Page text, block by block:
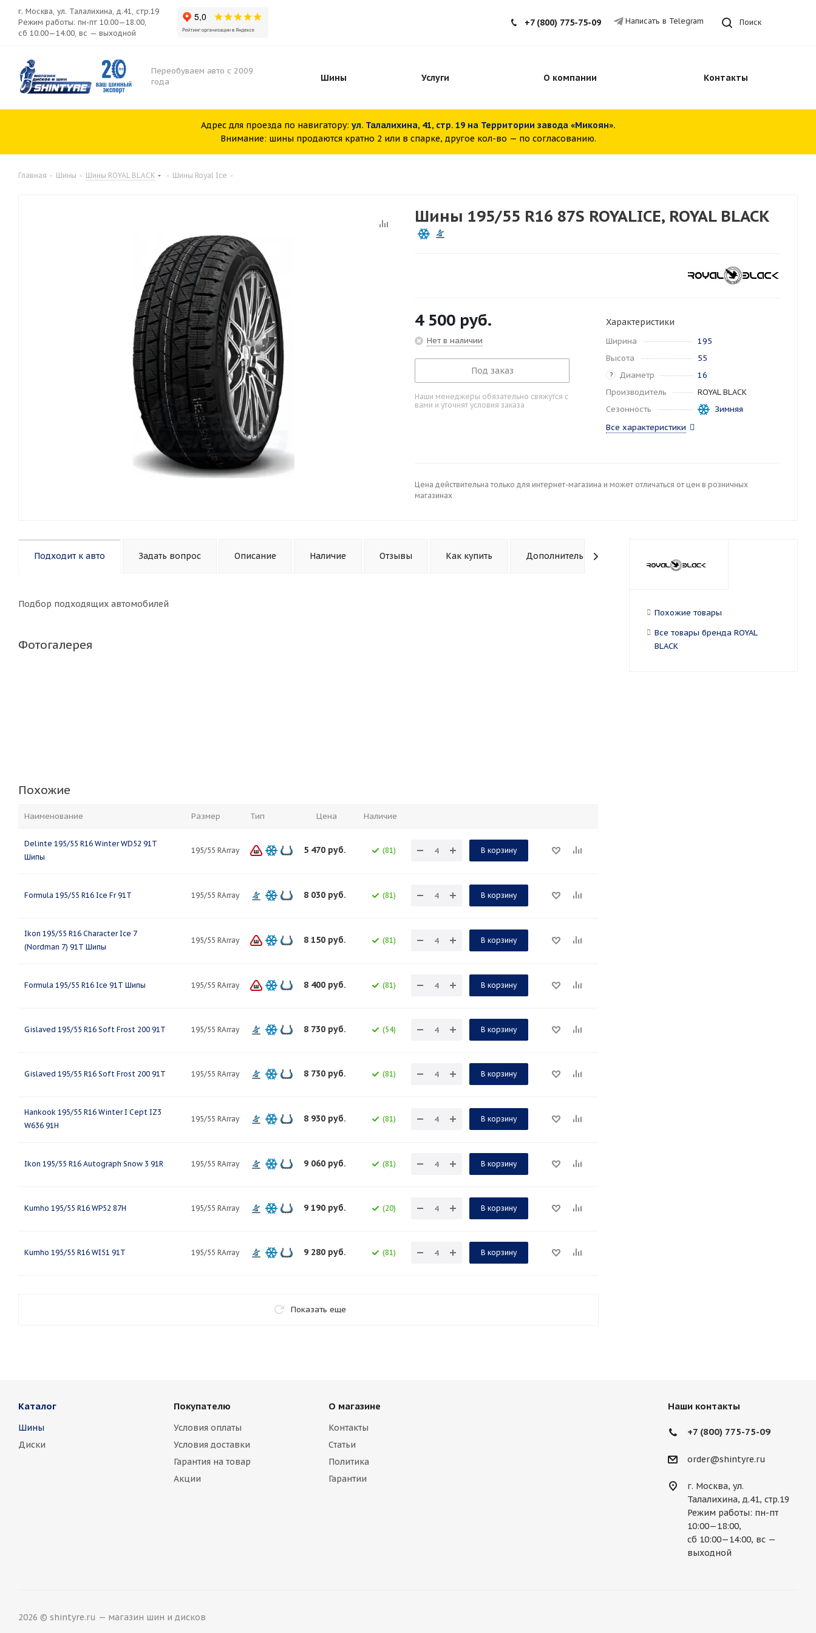
г. Москва, ул. Талалихина, д.41, стр.19
Режим работы: пн-пт 10:00—18:00,
сб 10:00—14:00, вс — выходной
Поиск
+7 (800) 775-75-09 Написать в Telegram
Переобуваем авто с 2009
года
Шины Услуги О компании Контакты
Адрес для проезда по навигатору: ул. Талалихина, 41, стр. 19 на Территории завода «Микоян».
Внимание: шины продаются кратно 2 или в спарке, другое кол-во — по согласованию.
Главная - Шины - Шины ROYAL BLACK - Шины Royal Ice -
Шины 195/55 R16 87S ROYALICE, ROYAL BLACK
4 500 руб.
Нет в наличии
Под заказ
Наши менеджеры обязательно свяжутся с
вами и уточнят условия заказа
Характеристики
Ширина
195
Высота
55
? Диаметр
16
Производитель
ROYAL BLACK
Сезонность
Зимняя
Все характеристики
Цена действительна только для интернет-магазина и может отличаться от цен в розничных
магазинах
Подходит к авто Задать вопрос Описание Наличие Отзывы Как купить Дополнительно
Подбор подходящих автомобилей
Фотогалерея
Похожие
Наименование Размер Тип Цена Наличие
Delinte 195/55 R16 Winter WD52 91T
Шипы
195/55 RArray 5 470 руб. (81) В корзину
Formula 195/55 R16 Ice Fr 91T 195/55 RArray 8 030 руб. (81) В корзину
Ikon 195/55 R16 Character Ice 7
(Nordman 7) 91T Шипы
195/55 RArray 8 150 руб. (81) В корзину
Formula 195/55 R16 Ice 91T Шипы 195/55 RArray 8 400 руб. (81) В корзину
Gislaved 195/55 R16 Soft Frost 200 91T 195/55 RArray 8 730 руб. (54) В корзину
Gislaved 195/55 R16 Soft Frost 200 91T 195/55 RArray 8 730 руб. (81) В корзину
Hankook 195/55 R16 Winter I Cept IZ3
W636 91H
195/55 RArray 8 930 руб. (81) В корзину
Ikon 195/55 R16 Autograph Snow 3 91R 195/55 RArray 9 060 руб. (81) В корзину
Kumho 195/55 R16 WP52 87H 195/55 RArray 9 190 руб. (20) В корзину
Kumho 195/55 R16 WI51 91T 195/55 RArray 9 280 руб. (81) В корзину
Показать еще
Похожие товары
Все товары бренда ROYAL
BLACK
Каталог
Шины
Диски
Покупателю
Условия оплаты
Условия доставки
Гарантия на товар
Акции
О магазине
Контакты
Статьи
Политика
Гарантии
Наши контакты
+7 (800) 775-75-09
order@shintyre.ru
г. Москва, ул.
Талалихина, д.41, стр.19
Режим работы: пн-пт
10:00—18:00,
сб 10:00—14:00, вс —
выходной
2026 © shintyre.ru — магазин шин и дисков